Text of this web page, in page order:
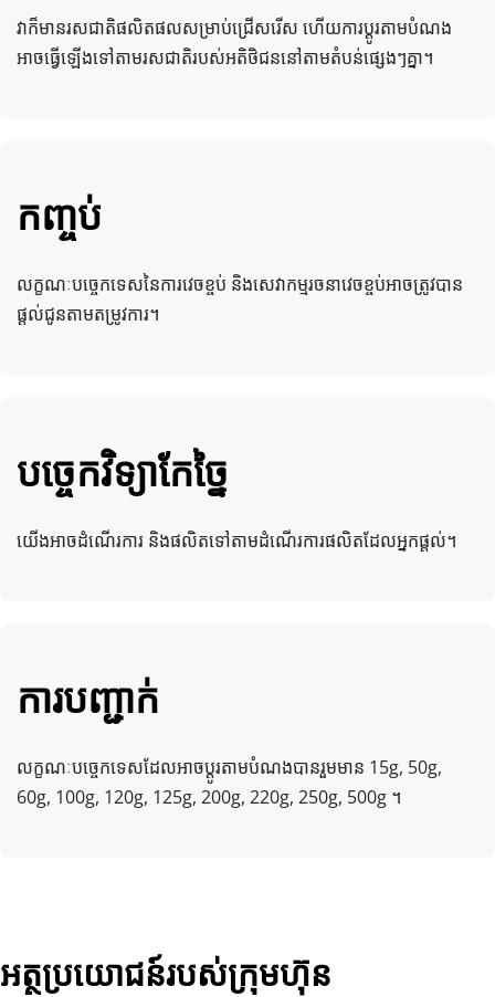
សម្រាប់សកម្មភាពក្រៅផ្ទះដូចជា ជិះស្គី ឡើងភ្នំ ជិះកង់ ជិះម៉ូតូ និងដំណើរ
ទេសចរណ៍បើកបរដោយខ្លួនឯង របារថាមពលខ្ពស់ BDH អាចបំពេញ
ថាមពលខ្ពស់គ្មានជាតិស្ករ gluten ថ្មីមានគុណសម្បត្តិនៃ zero
lactose, gluten-free, long shelf life, and high energy
ទាក់ទងមកយើងឥឡូវនេះ
នាពេលបច្ចុប្បន្ននេះ លក្ខខណ្ឌអាកាសធាតុធ្ងន់ធ្ងរដូចជាទឹកជំនន់
ព្យុះទីហ្វុង និងព្យុះព្រិល ក៏ដូចជាគ្រោះធម្មជាតិដូចជាភ្លើងឆេះព្រៃ និង
ស្ថានភាពទាំងនេះ របារថាមពលខ្ពស់ស៊េរី BDH មានអាយុកាលធ្នើយូរ
អាចរក្សាទុកនៅសីតុណ្ហភាពបន្ទប់ មានដំណើរការបិទជិតល្អ និងត្រូវបាន
អានបន្ថែម
វាក៏មានរសជាតិផលិតផលសម្រាប់ជ្រើសរើស ហើយការប្ដូរតាមបំណង
អាចធ្វើឡើងទៅតាមរសជាតិរបស់អតិថិជននៅតាមតំបន់ផ្សេងៗគ្នា។
កញ្ចប់
លក្ខណៈបច្ចេកទេសនៃការវេចខ្ចប់ និងសេវាកម្មរចនាវេចខ្ចប់អាចត្រូវបាន
ផ្តល់ជូនតាមតម្រូវការ។
បច្ចេកវិទ្យាកែច្នៃ
យើងអាចដំណើរការ និងផលិតទៅតាមដំណើរការផលិតដែលអ្នកផ្តល់។
ការបញ្ជាក់
លក្ខណៈបច្ចេកទេសដែលអាចប្ដូរតាមបំណងបានរួមមាន 15g, 50g,
60g, 100g, 120g, 125g, 200g, 220g, 250g, 500g ។
អត្ថប្រយោជន៍របស់ក្រុមហ៊ុន